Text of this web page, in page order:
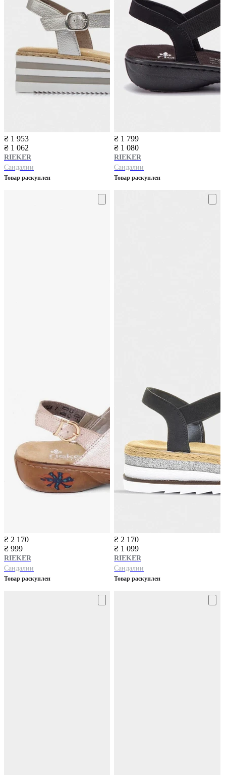
₴ 1 953
₴ 1 062
RIEKER
Сандалии
Товар раскуплен
₴ 1 799
₴ 1 080
RIEKER
Сандалии
Товар раскуплен
₴ 2 170
₴ 999
RIEKER
Сандалии
Товар раскуплен
₴ 2 170
₴ 1 099
RIEKER
Сандалии
Товар раскуплен